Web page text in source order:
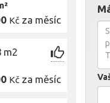
Kč za měsíc
m2
Kč za měsíc